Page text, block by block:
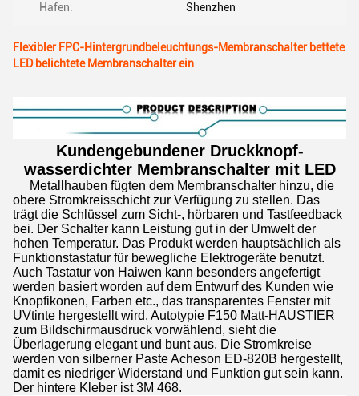
Hafen: Shenzhen
Flexibler FPC-Hintergrundbeleuchtungs-Membranschalter bettete
LED belichtete Membranschalter ein
Kundengebundener Druckknopf-
wasserdichter Membranschalter mit LED
Metallhauben fügten dem Membranschalter hinzu, die
obere Stromkreisschicht zur Verfügung zu stellen. Das
trägt die Schlüssel zum Sicht-, hörbaren und Tastfeedback
bei. Der Schalter kann Leistung gut in der Umwelt der
hohen Temperatur. Das Produkt werden hauptsächlich als
Funktionstastatur für bewegliche Elektrogeräte benutzt.
Auch Tastatur von Haiwen kann besonders angefertigt
werden basiert worden auf dem Entwurf des Kunden wie
Knopfikonen, Farben etc., das transparentes Fenster mit
UVtinte hergestellt wird. Autotypie F150 Matt-HAUSTIER
zum Bildschirmausdruck vorwählend, sieht die
Überlagerung elegant und bunt aus. Die Stromkreise
werden von silberner Paste Acheson ED-820B hergestellt,
damit es niedriger Widerstand und Funktion gut sein kann.
Der hintere Kleber ist 3M 468.